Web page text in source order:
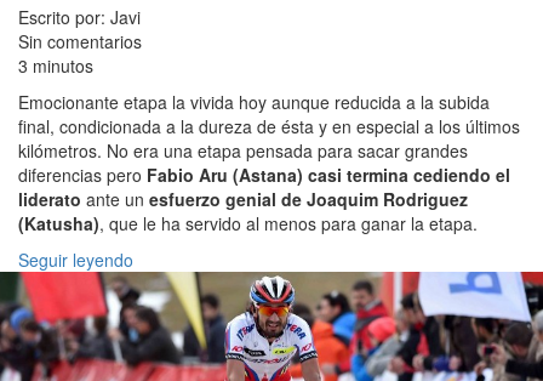
Escrito por: Javi
Sin comentarios
3 minutos
Emocionante etapa la vivida hoy aunque reducida a la subida
final, condicionada a la dureza de ésta y en especial a los últimos
kilómetros. No era una etapa pensada para sacar grandes
diferencias pero Fabio Aru (Astana) casi termina cediendo el
liderato ante un esfuerzo genial de Joaquim Rodriguez
(Katusha), que le ha servido al menos para ganar la etapa.
Seguir leyendo